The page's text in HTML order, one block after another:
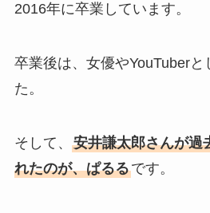
2016年に卒業しています。
卒業後は、女優やYouTuberと
た。
そして、 安井謙太郎さんが過
れたのが、ぱるるです。